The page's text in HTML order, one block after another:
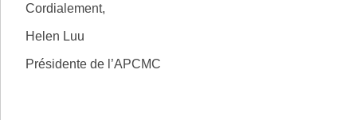
Cordialement,
Helen Luu
Présidente de l’APCMC